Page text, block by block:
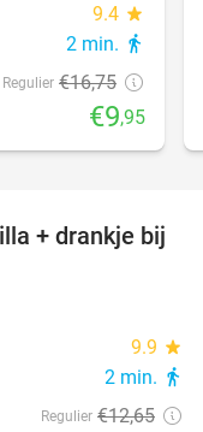
9.4 star
2 min. directions_walk
Regulier €16,75
€9,95
37%
+ drankje bij
9.9 star
2 min. directions_walk
Regulier €12,65